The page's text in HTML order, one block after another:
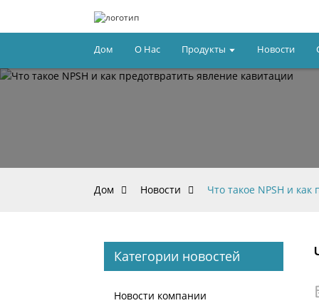
Дом О Нас Продукты Новости
Дом Новости Что такое NPSH и
Категории новостей
Новости компании